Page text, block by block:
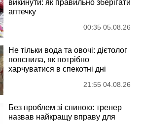
викинути: як правильно зберігати
аптечку
00:35 05.08.26
Не тільки вода та овочі: дієтолог
пояснила, як потрібно
харчуватися в спекотні дні
21:55 04.08.26
Без проблем зі спиною: тренер
назвав найкращу вправу для